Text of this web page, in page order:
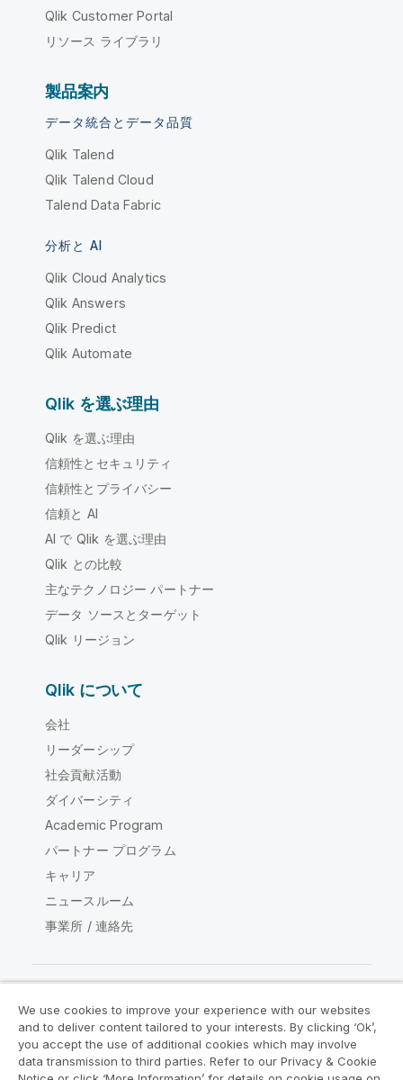
Qlik Customer Portal
リソース ライブラリ
製品案内
データ統合とデータ品質
Qlik Talend
Qlik Talend Cloud
Talend Data Fabric
分析と AI
Qlik Cloud Analytics
Qlik Answers
Qlik Predict
Qlik Automate
Qlik を選ぶ理由
Qlik を選ぶ理由
信頼性とセキュリティ
信頼性とプライバシー
信頼と AI
AI で Qlik を選ぶ理由
Qlik との比較
主なテクノロジー パートナー
データ ソースとターゲット
Qlik リージョン
Qlik について
会社
リーダーシップ
社会貢献活動
ダイバーシティ
Academic Program
パートナー プログラム
キャリア
ニュースルーム
事業所 / 連絡先
Qlik コミュニティ
法的契約 製品規約 Legal Policies
We use cookies to improve your experience with our websites
and to deliver content tailored to your interests. By clicking ‘Ok’,
you accept the use of additional cookies which may involve
data transmission to third parties. Refer to our Privacy & Cookie